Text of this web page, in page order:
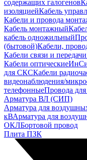
содержащих галогенов
изоляциейКабель
Кабели и провода
Кабель монтажный
кабель одножильный
(бытовой)Кабели,
Кабели связи и
Кабели оптические
для СКСКабели
видеонаблюдения/
телефонныеПровода
Арматура ВЛ (СИП)
Арматура для
кВАрматура для
ОКЛБортовой провод
Плита ПЗК